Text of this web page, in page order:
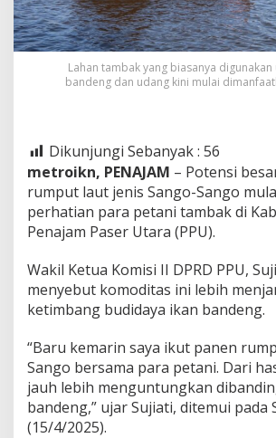
Lahan tambak yang biasanya
bandeng dan udang kini mulai
Dikunjungi Sebanyak : 56
metroikn, PENAJAM – Potensi
rumput laut jenis Sango-Sango
perhatian para petani tambak di
Penajam Paser Utara (PPU).
Wakil Ketua Komisi II DPRD PPU,
menyebut komoditas ini lebih
ketimbang budidaya ikan bandeng.
“Baru kemarin saya ikut panen
Sango bersama para petani. Dari
jauh lebih menguntungkan
bandeng,” ujar Sujiati, ditemui pada
(15/4/2025).